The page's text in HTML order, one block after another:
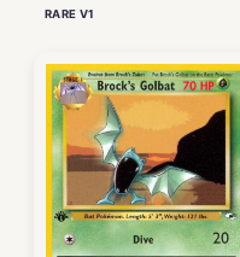
RARE V1